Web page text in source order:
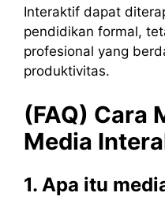
Interaktif dapat
pendidikan formal,
profesional yang
produktivitas.
(FAQ) Cara
Media
1. Apa itu